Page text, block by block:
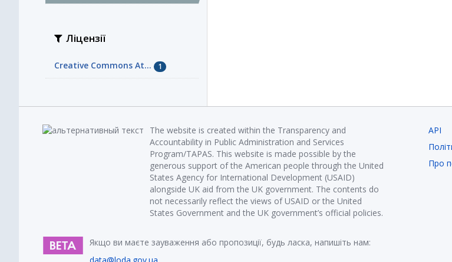
Ліцензії
Creative Commons At... 1
The website is created within the Transparency and
Accountability in Public Administration and Services
Program/TAPAS. This website is made possible by the
generous support of the American people through the United
States Agency for International Development (USAID)
alongside UK aid from the UK government. The contents do
not necessarily reflect the views of USAID or the United
States Government and the UK government’s official policies.
Якщо ви маєте зауваження або пропозиції, будь ласка, напишіть нам:
data@loda.gov.ua
API
Про